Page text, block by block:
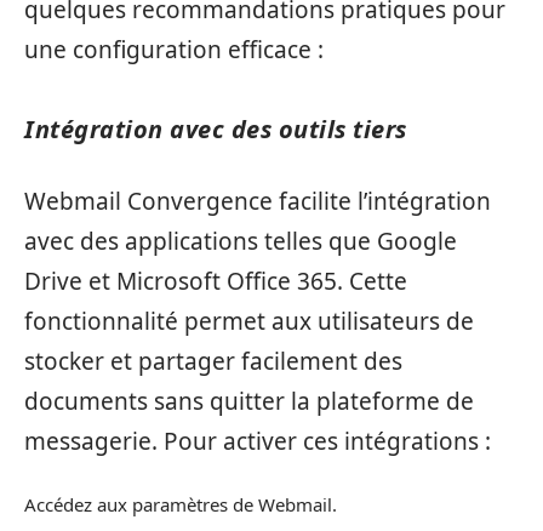
quelques recommandations pratiques pour
une configuration efficace :
Intégration avec des outils tiers
Webmail Convergence facilite l’intégration
avec des applications telles que Google
Drive et Microsoft Office 365. Cette
fonctionnalité permet aux utilisateurs de
stocker et partager facilement des
documents sans quitter la plateforme de
messagerie. Pour activer ces intégrations :
Accédez aux paramètres de Webmail.